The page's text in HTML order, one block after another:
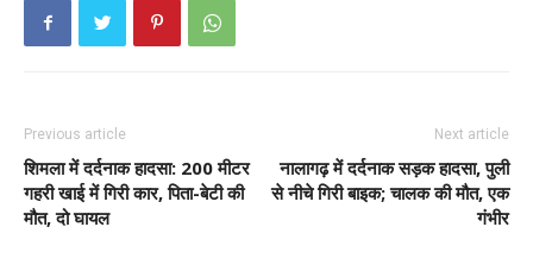
Previous article
शिमला में दर्दनाक हादसा: 200 मीटर
गहरी खाई में गिरी कार, पिता-बेटी की
मौत, दो घायल
Next article
नालागढ़ में दर्दनाक सड़क हादसा, पुली
से नीचे गिरी बाइक; चालक की मौत, एक
गंभीर